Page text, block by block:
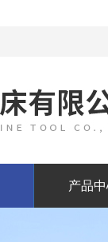
产品